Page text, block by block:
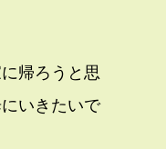
帰ろうと思
いきたいで